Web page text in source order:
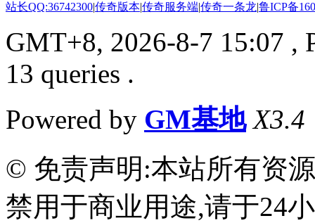
站长QQ:36742300|传奇版本|传奇服务端|传奇一条龙|鲁ICP备
GMT+8, 2026-8-7 15:07 ,
13 queries .
Powered by GM基地 X3.4
© 免责声明:本站所有资
禁用于商业用途,请于24